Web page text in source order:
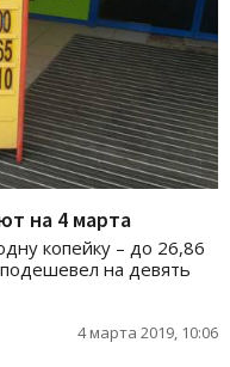
на 4 марта
копейку – до 26,86
на девять
4 марта 2019, 10:06